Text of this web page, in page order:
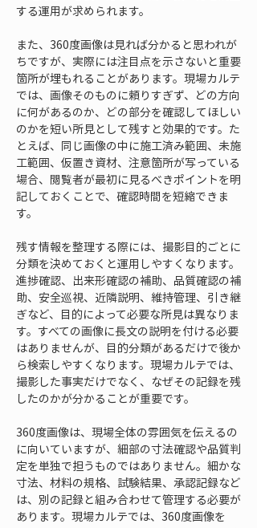
する運用が求められます。
また、360度画像は見れば分かると思われが
ちですが、実際には注目点を示さないと重要
箇所が埋もれることがあります。現場カルテ
では、画像そのものに頼りすぎず、どの方向
に何があるのか、どの部分を確認してほしい
のかを短い所見として残すと効果的です。た
とえば、同じ画像の中に施工済み範囲、未施
工範囲、仮置き資材、注意箇所が写っている
場合、閲覧者が最初に見るべきポイントを明
記しておくことで、確認時間を短縮できま
す。
残す情報を整理する際には、撮影目的ごとに
分類を決めておくと運用しやすくなります。
進捗確認、出来形確認の補助、品質確認の補
助、安全巡視、近隣説明、維持管理、引き継
ぎなど、目的によって必要な所見は異なりま
す。すべての画像に長文の説明を付ける必要
はありませんが、目的分類があるだけで後か
ら検索しやすくなります。現場カルテでは、
撮影した事実だけでなく、なぜその記録を残
したのかが分かることが重要です。
360度画像は、現場全体の雰囲気を伝えるの
に向いていますが、細部の寸法確認や品質判
定を単独で担うものではありません。細かな
寸法、材料の規格、試験結果、承認記録など
は、別の記録と組み合わせて管理する必要が
あります。現場カルテでは、360度画像を